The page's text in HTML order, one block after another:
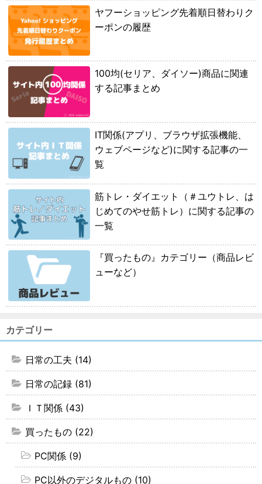
ヤフーショッピング先着順日替わりク
ーポンの履歴
100均(セリア、ダイソー)商品に関連
する記事まとめ
IT関係(アプリ、ブラウザ拡張機能、
ウェブページなど)に関する記事の一
覧
筋トレ・ダイエット（＃ユウトレ、は
じめてのやせ筋トレ）に関する記事の
一覧
『買ったもの』カテゴリー（商品レビ
ューなど）
カテゴリー
日常の工夫 (14)
日常の記録 (81)
ＩＴ関係 (43)
買ったもの (22)
PC関係 (9)
PC以外のデジタルもの (10)